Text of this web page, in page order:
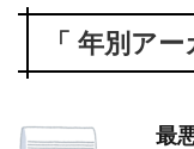
「 年別ア
最